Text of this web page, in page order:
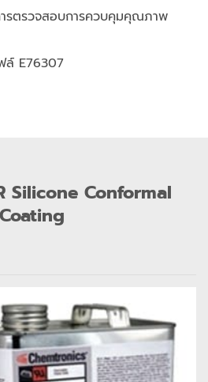
รตรวจสอบการควบคุมคุณภาพ
ล์ E76307
Silicone Conformal
Coating